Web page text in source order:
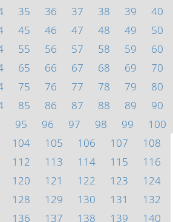
35 36 37 38 39
40
45 46 47 48 49
50
55 56 57 58 59
60
65 66 67 68 69
70
75 76 77 78 79
80
85 86 87 88 89
90
95 96 97 98 99
100
104 105 106 107
108
112 113 114 115
116
120 121 122 123
124
128 129 130 131
132
136 137 138 139
140